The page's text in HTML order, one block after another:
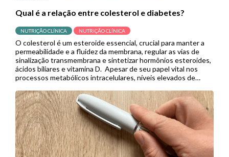
Qual é a relação entre colesterol e diabetes?
NUTRIÇÃO CLÍNICA NUTRIÇÃO CLÍNICA
O colesterol é um esteroide essencial, crucial para manter a
permeabilidade e a fluidez da membrana, regular as vias de
sinalização transmembrana e sintetizar hormônios esteroides,
ácidos biliares e vitamina D. Apesar de seu papel vital nos
processos metabólicos intracelulares, níveis elevados de
células β – cruciais […]